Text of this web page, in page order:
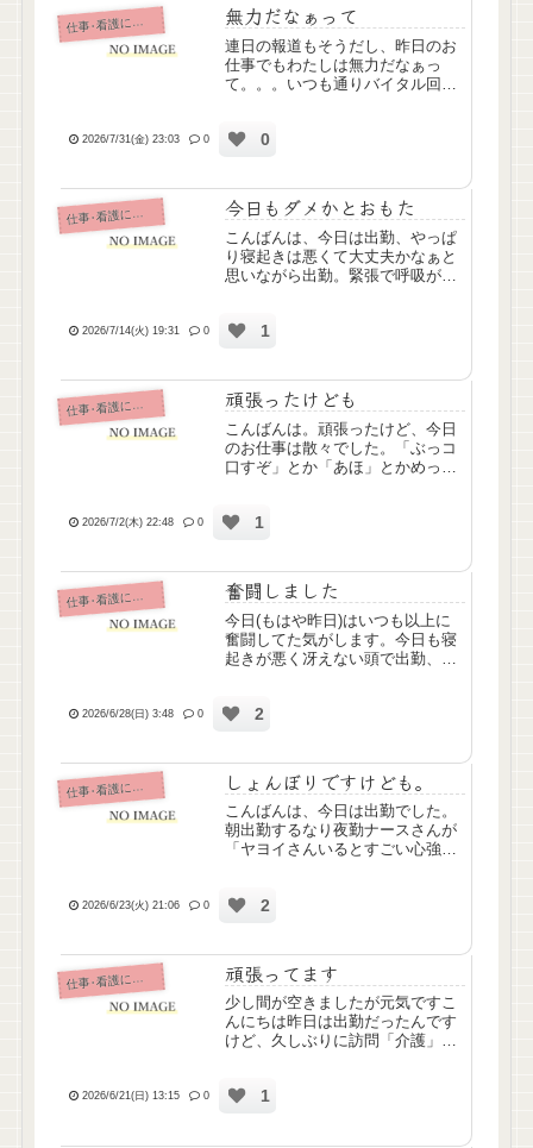
仕
事･看護について 無力だなぁって
連日の報道もそうだし、昨日のお
仕事でもわたしは無力だなぁっ
て。。。いつも通りバイタル回っ
表情みたら明らか顔色悪くて、怖
2026/7/31(金) 23:03 0 0
仕
事･看護について 今日もダメかとおもた
こんばんは、今日は出勤、やっぱ
り寝起きは悪くて大丈夫かなぁと
思いながら出勤。緊張で呼吸が苦
就労支援員さんからリーダーさ
手な人...
2026/7/14(火) 19:31 0 1
仕
事･看護について 頑張ったけども
こんばんは。頑張ったけど、今日
のお仕事は散々でした。「ぶっコ
口すぞ」とか「あほ」とかめっち
いしてね」って言ったのに水飲ん
が...
2026/7/2(木) 22:48 0 1
仕
事･看護について 奮闘しました
今日(もはや昨日)はいつも以上に
奮闘してた気がします。今日も寝
起きが悪く冴えない頭で出勤、管
れ、最近入職されたベテランさん
2026/6/28(日) 3:48 0 2
仕
事･看護について しょんぼりですけども。
こんばんは、今日は出勤でした。
朝出勤するなり夜勤ナースさんが
「ヤヨイさんいるとすごい心強い
りながらバイタル回ってお昼の経
抵...
2026/6/23(火) 21:06 0 2
仕
事･看護について 頑張ってます
少し間が空きましたが元気ですこ
んにちは昨日は出勤だったんです
けど、久しぶりに訪問「介護」が
ド交換)をなんとかひとりでやりき
2026/6/21(日) 13:15 0 1